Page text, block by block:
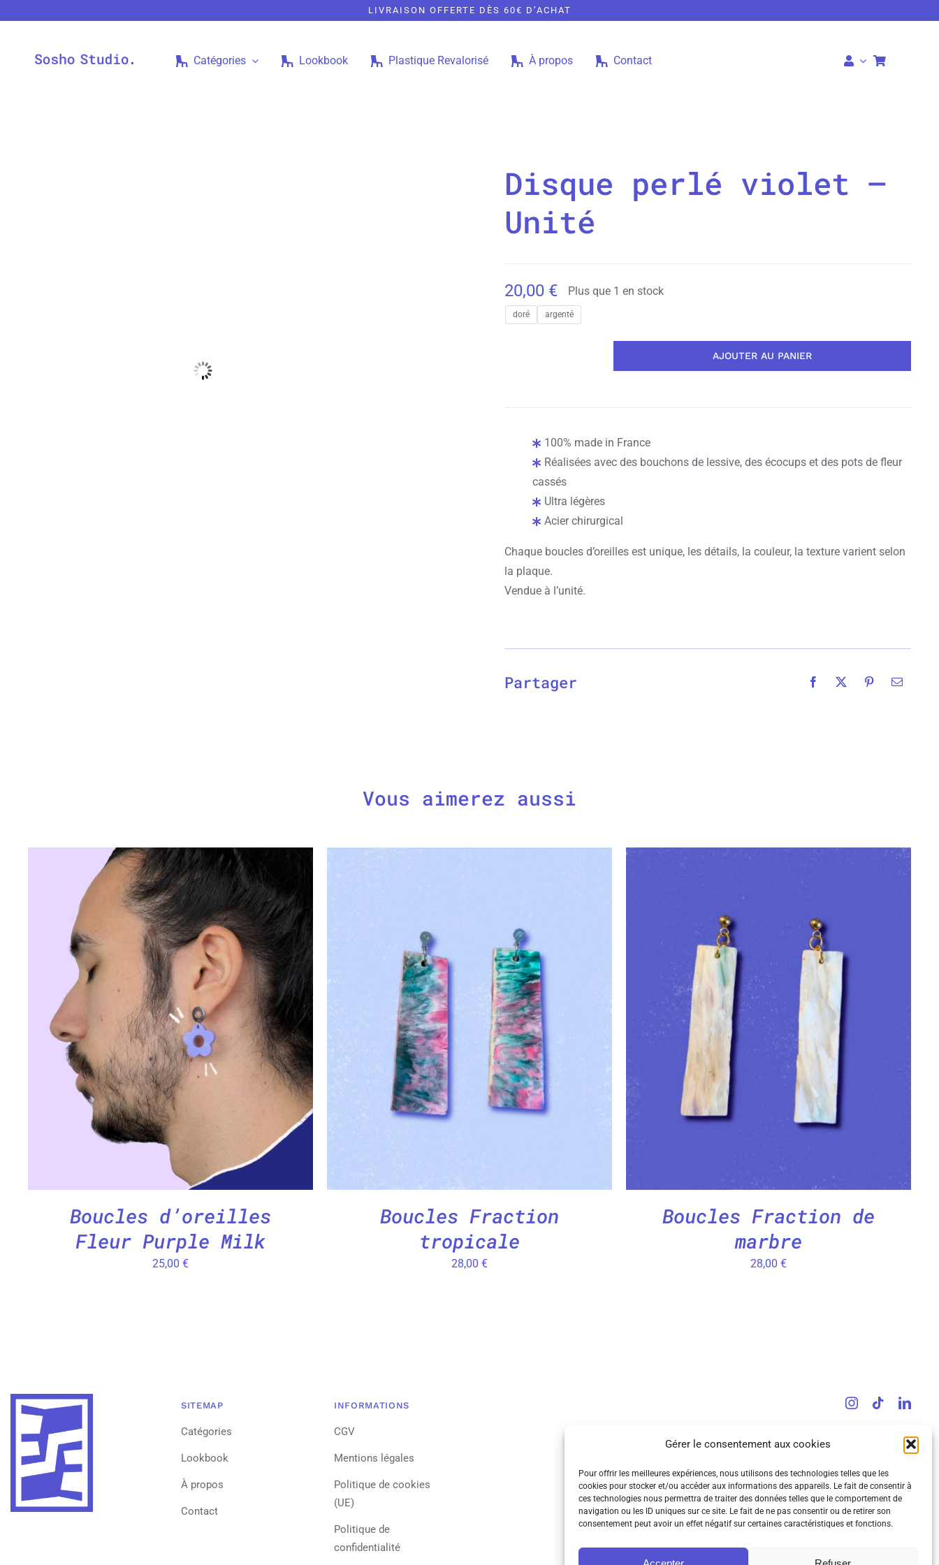
Gérer le consentement aux cookies
Pour offrir les meilleures expériences, nous utilisons des technologies telles que les
cookies pour stocker et/ou accéder aux informations des appareils. Le fait de consentir à
ces technologies nous permettra de traiter des données telles que le comportement de
navigation ou les ID uniques sur ce site. Le fait de ne pas consentir ou de retirer son
consentement peut avoir un effet négatif sur certaines caractéristiques et fonctions.
LIVRAISON OFFERTE DÈS 60€ D’ACHAT
Catégories Lookbook Plastique Revalorisé À propos Contact
Disque perlé violet –
Unité
20,00 € Plus que 1 en stock
doré argenté
violet
-
AJOUTER AU PANIER
100% made in France
Réalisées avec des bouchons de lessive, des écocups et des pots de fleur
cassés
Ultra légères
Acier chirurgical
Chaque boucles d’oreilles est unique, les détails, la couleur, la texture varient selon
la plaque.
Vendue à l’unité.
Partager
Vous aimerez aussi
CHOIX DES OPTIONS / APERÇU
Boucles d’oreilles
Fleur Purple Milk
25,00 €
AJOUTER AU PANIER / APERÇU
Boucles Fraction
tropicale
28,00 €
CHOIX DES OPTIONS / APERÇU
Boucles Fraction de
marbre
28,00 €
SITEMAP
Catégories
Lookbook
À propos
Contact
INFORMATIONS
CGV
Mentions légales
Politique de cookies
(UE)
Politique de
confidentialité